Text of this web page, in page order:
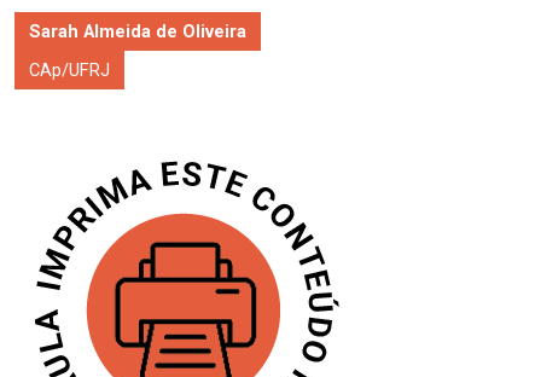
Sarah Almeida de Oliveira
CAp/UFRJ